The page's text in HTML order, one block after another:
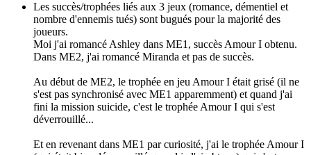
Les succès/trophées liés aux 3 jeux (romance, démentiel et
nombre d'ennemis tués) sont bugués pour la majorité des
joueurs.
Moi j'ai romancé Ashley dans ME1, succès Amour I obtenu.
Dans ME2, j'ai romancé Miranda et pas de succès.
Au début de ME2, le trophée en jeu Amour I était grisé (il ne
s'est pas synchronisé avec ME1 apparemment) et quand j'ai
fini la mission suicide, c'est le trophée Amour I qui s'est
déverrouillé...
Et en revenant dans ME1 par curiosité, j'ai le trophée Amour I